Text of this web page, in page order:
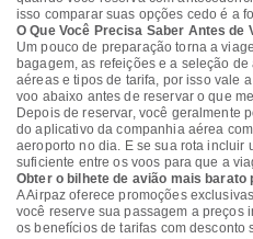
isso comparar suas opções cedo é a
O Que Você Precisa Saber Antes de
Um pouco de preparação torna a
bagagem, as refeições e a seleção
aéreas e tipos de tarifa, por isso vale
voo abaixo antes de reservar o que
Depois de reservar, você geralmente
do aplicativo da companhia aérea
aeroporto no dia. E se sua rota incluir
suficiente entre os voos para que a
Obter o bilhete de avião mais barato
A Airpaz oferece promoções
você reserve sua passagem a preços
os benefícios de tarifas com